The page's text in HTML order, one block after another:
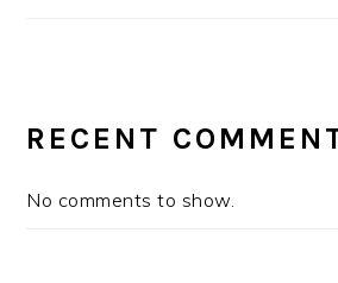
RECENT
No comments to show.